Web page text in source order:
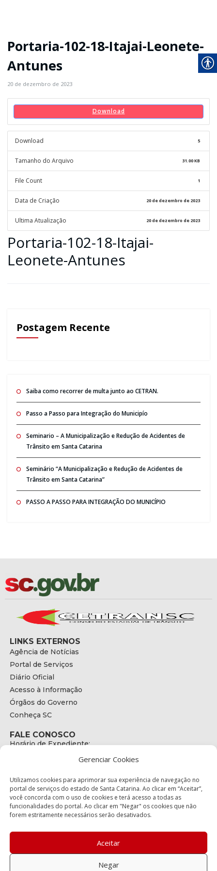
Gerenciar Cookies
Utilizamos cookies para aprimorar sua experiência de navegação no
portal de serviços do estado de Santa Catarina. Ao clicar em “Aceitar”,
você concorda com o uso de cookies e terá acesso a todas as
funcionalidades do portal. Ao clicar em "Negar" os cookies que não
forem estritamente necessários serão desativados.
Aceitar
Negar
Portaria-102-18-Itajai-Leonete-
Antunes
20 de dezembro de 2023
Download
Download 5
Tamanho do Arquivo 31.00 KB
File Count 1
Data de Criação 20 de dezembro de 2023
Ultima Atualização 20 de dezembro de 2023
Portaria-102-18-Itajai-
Leonete-Antunes
Postagem Recente
Saiba como recorrer de multa junto ao CETRAN.
Passo a Passo para Integração do Municipío
Seminario – A Municipalização e Redução de Acidentes de
Trânsito em Santa Catarina
Seminário “A Municipalização e Redução de Acidentes de
Trânsito em Santa Catarina”
PASSO A PASSO PARA INTEGRAÇÃO DO MUNICÍPIO
LINKS EXTERNOS
Agência de Notícias
Portal de Serviços
Diário Oficial
Acesso à Informação
Órgãos do Governo
Conheça SC
FALE CONOSCO
Horário de Expediente:
E-mail:
secretariaexecutiva@cetran.sc.gov.br
ENDEREÇO
Endereço:
Bairro:
Coqueiros, Florianópolis SC
88.080-160